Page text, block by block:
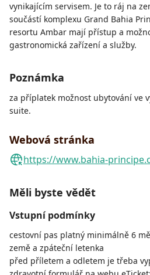
vynikajícím servisem. Je to ráj na
součástí komplexu Grand Bahia
resortu Ambar mají přístup a
gastronomická zařízení a služby.
Poznámka
za příplatek možnost ubytování ve
suite.
Webová stránka
https://www.bahia-
Měli byste vědět
Vstupní podmínky
cestovní pas platný minimálně 6
země a zpáteční letenka
před příletem a odletem je třeba